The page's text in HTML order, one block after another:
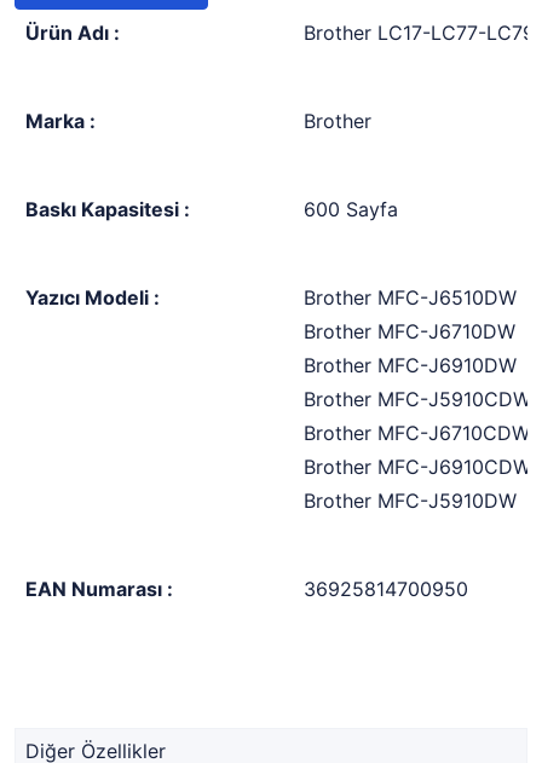
Ürün Adı :
Brother LC17-LC77-
Marka : Brother
Baskı Kapasitesi : 600 Sayfa
Yazıcı Modeli :
Brother MFC-J6510DW
Brother MFC-J6710DW
Brother MFC-J6910DW
Brother MFC-J5910CDW
Brother MFC-J6710CDW
Brother MFC-J6910CDW
Brother MFC-J5910DW
EAN Numarası : 36925814700950
Diğer Özellikler